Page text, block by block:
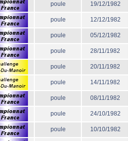
poule 19/12/1982
poule 12/12/1982
poule 05/12/1982
poule 28/11/1982
poule 20/11/1982
poule 14/11/1982
poule 08/11/1982
poule 24/10/1982
poule 10/10/1982